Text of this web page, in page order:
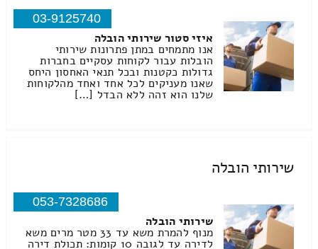
03-9125740
איזי סטור שירותי הובלה
אנו מתמחים במתן פתרונות שירותי
הובלות עבור לקוחות עסקיים בחברות
גדולות כקטנות ובכל תנאי האחסון היחס
שאנו מעניקים לכל אחד ואחד מהלקוחות
שלנו הוא זהה ללא הבדל […]
שירותי הובלה
053-7328686
שירותי הובלה
מנוף להמרת משא עד 33 מטר מרים משא
לדירה עד לגובה 10 קומות: תכולת דירה